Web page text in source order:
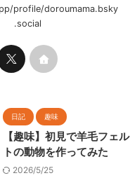
profile/doroumama.bsky
.social
日記 趣味
【趣味】初見で羊毛フェル
トの動物を作ってみた
2026/5/25